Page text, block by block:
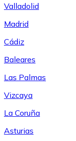
Valladolid
Madrid
Cádiz
Baleares
Las Palmas
Vizcaya
La Coruña
Asturias